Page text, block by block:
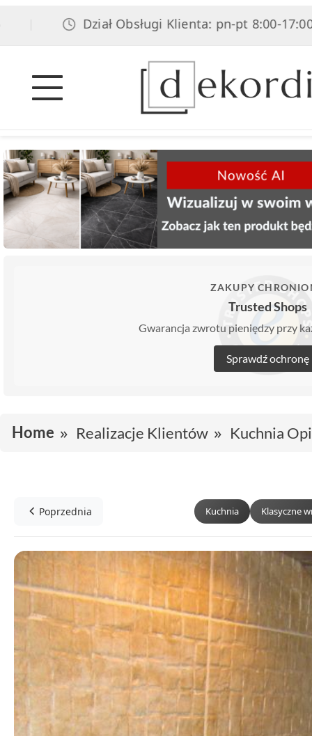
Dział Obsługi Klienta: pn-pt 8:00-17:00, sob
ZAKUPY
Trusted Shops
Gwarancja zwrotu pieniędzy przy
Sprawdź ochronę
Home Realizacje Klientów Kuchnia
Poprzednia Kuchnia Klasyczne